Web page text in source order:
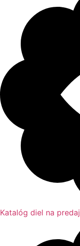
Katalóg diel na predaj